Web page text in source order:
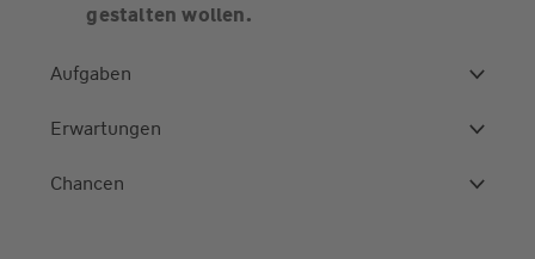
gestalten wollen.
Aufgaben
Erwartungen
Chancen